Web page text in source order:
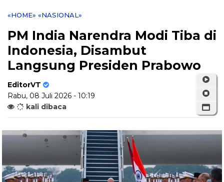
«HOME» «NASIONAL»
PM India Narendra Modi Tiba di
Indonesia, Disambut
Langsung Presiden Prabowo
EditorVT
Rabu, 08 Juli 2026 - 10:19
kali dibaca